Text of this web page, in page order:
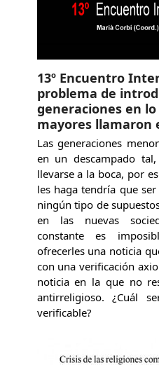
13º Encuentro
problema de
generaciones en
mayores llamaron
Las generaciones
en un descampado
llevarse a la boca, por
les haga tendría que
ningún tipo de
en las nuevas
constante es
ofrecerles una noticia
con una verificación
noticia en la que no
antirreligioso. ¿Cuál
verificable?